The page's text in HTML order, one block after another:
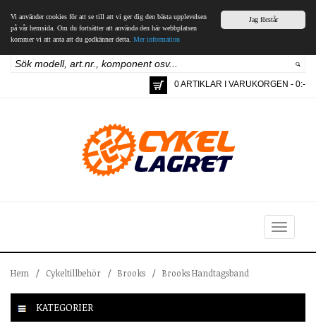
Jag förstår
Vi använder cookies för att se till att vi ger dig den bästa upplevelsen
på vår hemsida. Om du fortsätter att använda den här webbplatsen
kommer vi att anta att du godkänner detta. Mer information
0 ARTIKLAR I VARUKORGEN - 0:-
Toggle
navigation
Hem / Cykeltillbehör / Brooks / Brooks Handtagsband
KATEGORIER